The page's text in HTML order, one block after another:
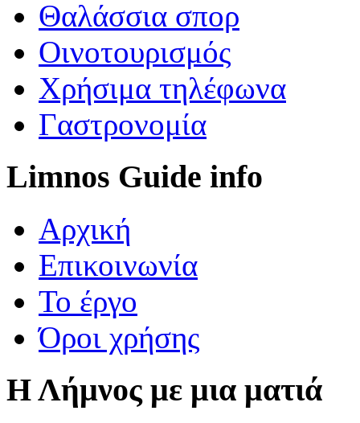
Θαλάσσια σπορ
Οινοτουρισμός
Χρήσιμα τηλέφωνα
Γαστρονομία
Limnos Guide info
Αρχική
Επικοινωνία
Το έργο
Όροι χρήσης
Η Λήμνος με μια ματιά